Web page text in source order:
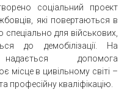
соціальний проект
які повертаються в
для військових,
до демобілізації. На
допомога
місце в цивільному світі –
професійну кваліфікацію.